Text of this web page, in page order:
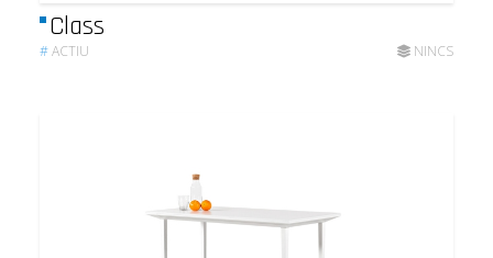
Class
#ACTIU NINCS